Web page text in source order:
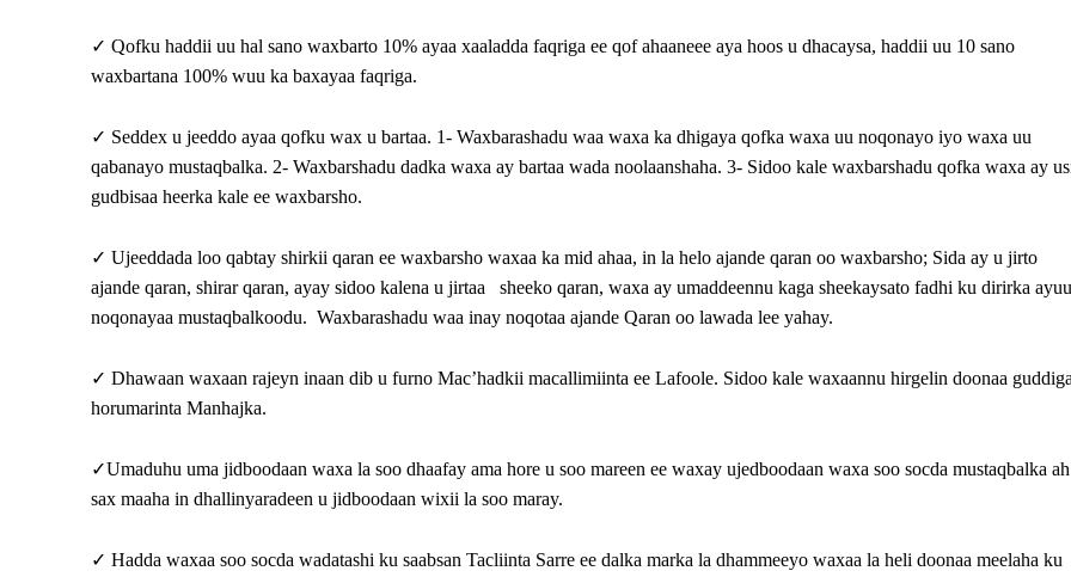
✓ Qofku haddii uu hal sano waxbarto 10% ayaa xaaladda faqriga ee qof ahaaneee aya hoos u dhacaysa, haddii uu 10 sano
waxbartana 100% wuu ka baxayaa faqriga.
✓ Seddex u jeeddo ayaa qofku wax u bartaa. 1- Waxbarashadu waa waxa ka dhigaya qofka waxa uu noqonayo iyo waxa uu
qabanayo mustaqbalka. 2- Waxbarshadu dadka waxa ay bartaa wada noolaanshaha. 3- Sidoo kale waxbarshadu qofka waxa ay
gudbisaa heerka kale ee waxbarsho.
✓ Ujeeddada loo qabtay shirkii qaran ee waxbarsho waxaa ka mid ahaa, in la helo ajande qaran oo waxbarsho; Sida ay u jirto
ajande qaran, shirar qaran, ayay sidoo kalena u jirtaa sheeko qaran, waxa ay umaddeennu kaga sheekaysato fadhi ku dirirka ayuu
noqonayaa mustaqbalkoodu. Waxbarashadu waa inay noqotaa ajande Qaran oo lawada lee yahay.
✓ Dhawaan waxaan rajeyn inaan dib u furno Mac’hadkii macallimiinta ee Lafoole. Sidoo kale waxaannu hirgelin doonaa guddiga
horumarinta Manhajka.
✓Umaduhu uma jidboodaan waxa la soo dhaafay ama hore u soo mareen ee waxay ujedboodaan waxa soo socda mustaqbalka ah
sax maaha in dhallinyaradeen u jidboodaan wixii la soo maray.
✓ Hadda waxaa soo socda wadatashi ku saabsan Tacliinta Sarre ee dalka marka la dhammeeyo waxaa la heli doonaa meelaha ku